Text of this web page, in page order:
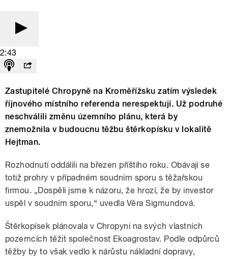
2:43
Zastupitelé Chropyně na Kroměřížsku zatím výsledek
říjnového místního referenda nerespektují. Už podruhé
neschválili změnu územního plánu, která by
znemožnila v budoucnu těžbu štěrkopísku v lokalitě
Hejtman.
Rozhodnutí oddálili na březen příštího roku. Obávají se
totiž prohry v případném soudním sporu s těžařskou
firmou. „Dospěli jsme k názoru, že hrozí, že by investor
uspěl v soudním sporu,“ uvedla Věra Sigmundová.
Štěrkopísek plánovala v Chropyni na svých vlastních
pozemcích těžit společnost Ekoagrostav. Podle odpůrců
těžby by to však vedlo k nárůstu nákladní dopravy,